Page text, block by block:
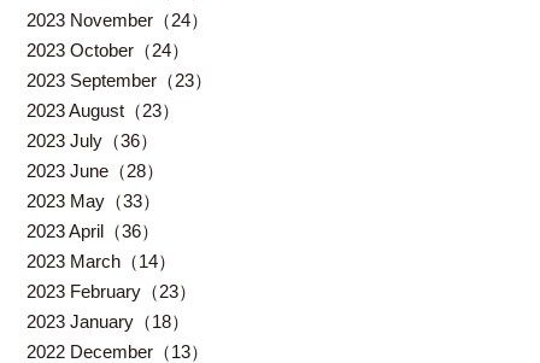
2023 November（24）
2023 October（24）
2023 September（23）
2023 August（23）
2023 July（36）
2023 June（28）
2023 May（33）
2023 April（36）
2023 March（14）
2023 February（23）
2023 January（18）
2022 December（13）